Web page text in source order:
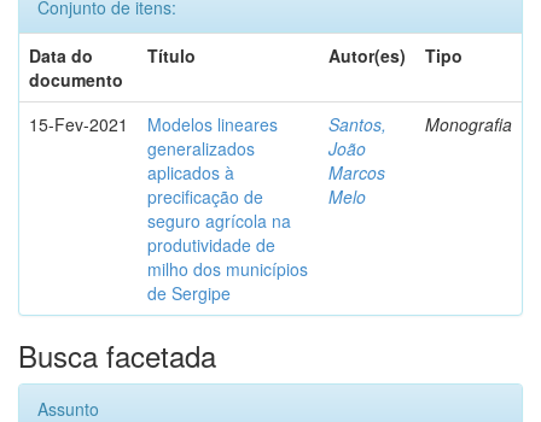
Conjunto de itens:
Data do
documento
Título Autor(es) Tipo
15-Fev-2021
Modelos lineares
generalizados
aplicados à
precificação de
seguro agrícola na
produtividade de
milho dos municípios
de Sergipe
Santos,
João
Marcos
Melo
Monografia
Busca facetada
Assunto